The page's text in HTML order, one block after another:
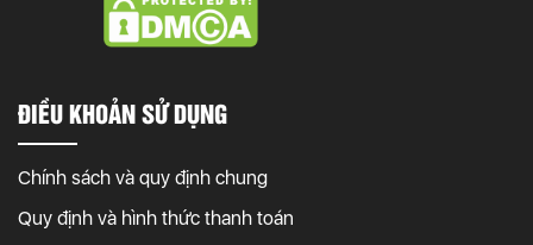
ĐIỀU KHOẢN SỬ DỤNG
Chính sách và quy định chung
Quy định và hình thức thanh toán